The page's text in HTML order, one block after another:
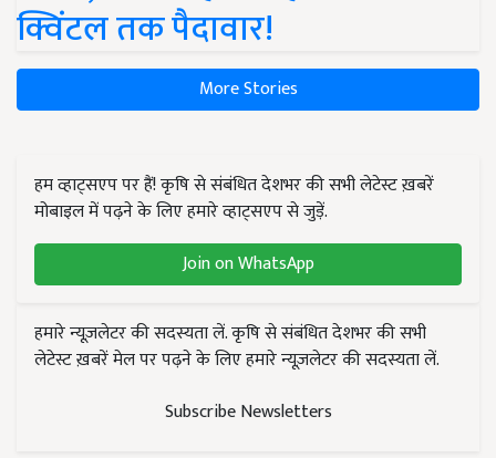
क्विंटल तक पैदावार!
More Stories
हम व्हाट्सएप पर हैं! कृषि से संबंधित देशभर की सभी लेटेस्ट ख़बरें
मोबाइल में पढ़ने के लिए हमारे व्हाट्सएप से जुड़ें.
Join on WhatsApp
हमारे न्यूज़लेटर की सदस्यता लें. कृषि से संबंधित देशभर की सभी
लेटेस्ट ख़बरें मेल पर पढ़ने के लिए हमारे न्यूज़लेटर की सदस्यता लें.
Subscribe Newsletters